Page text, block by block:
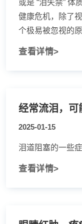
或是 “泪失禁” 体
健康危机，除了
个极易被忽视的
查看详情>
经常流泪，可
2025-01-15
泪道阻塞的一些
查看详情>